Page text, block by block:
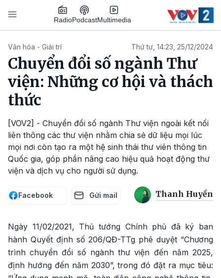
Nhảy đến nội dung
RadioPodcastMultimedia
Văn hóa - Giải trí Thứ tư, 14:23, 25/12/2024
Chuyển đổi số ngành Thư
viện: Những cơ hội và thách
thức
[VOV2] - Chuyển đổi số ngành Thư viện ngoài kết nối
liên thông các thư viện nhằm chia sẻ dữ liệu mọi lúc
mọi nơi còn tạo ra một hệ sinh thái thư viên thông tin
Quốc gia, góp phần nâng cao hiệu quả hoạt động thư
viện và dịch vụ cho người sử dụng.
Facebook Gửi mail Thanh Huyền
Ngày 11/02/2021, Thủ tướng Chính phủ đã ký ban
hành Quyết định số 206/QĐ-TTg phê duyệt “Chương
trình chuyển đổi số ngành thư viện đến năm 2025,
định hướng đến năm 2030”, trong đó đặt ra mục tiêu: